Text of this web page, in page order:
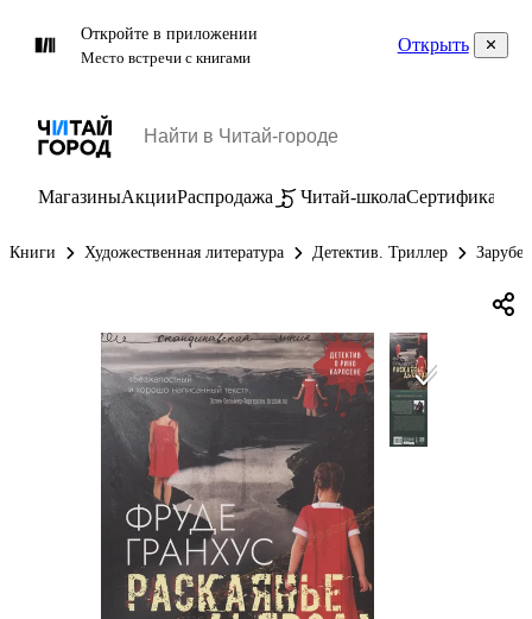
Откройте в приложении
Место встречи с книгами
Открыть
МагазиныАкцииРаспродажа Читай-школаСертификаты
Книги Художественная литература Детектив. Триллер